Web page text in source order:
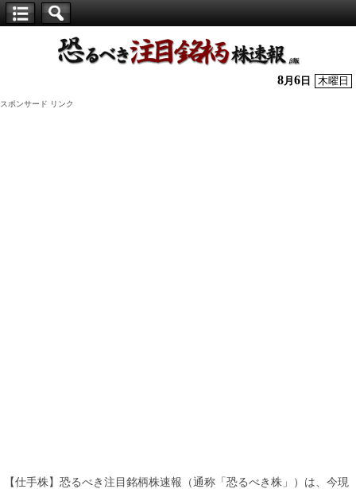
株】
8月 6 日 木曜日
スポンサード リンク
【仕手株】恐るべき注目銘柄株速報（通称「恐るべき株」）は、今現